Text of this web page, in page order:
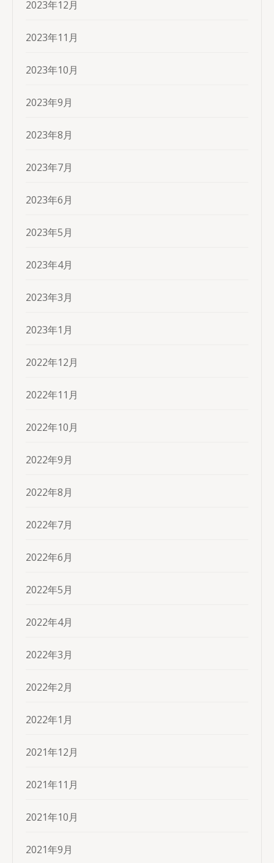
2023年12月
2023年11月
2023年10月
2023年9月
2023年8月
2023年7月
2023年6月
2023年5月
2023年4月
2023年3月
2023年1月
2022年12月
2022年11月
2022年10月
2022年9月
2022年8月
2022年7月
2022年6月
2022年5月
2022年4月
2022年3月
2022年2月
2022年1月
2021年12月
2021年11月
2021年10月
2021年9月